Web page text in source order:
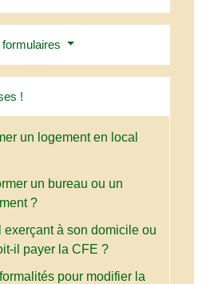
!
un logement en local
un bureau ou un
?
exerçant à son domicile ou
il payer la CFE ?
pour modifier la